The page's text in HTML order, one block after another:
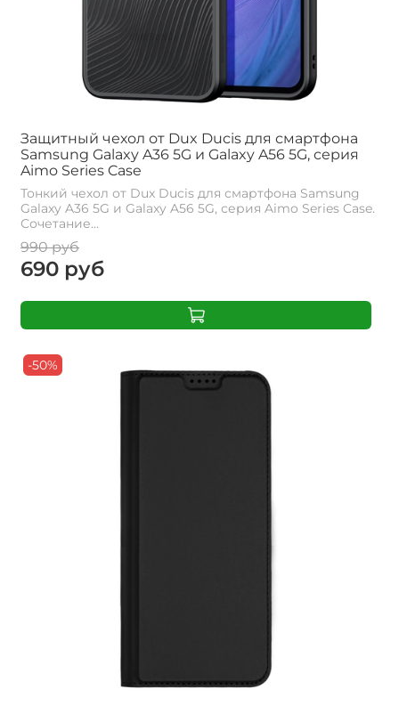
Защитный чехол от Dux Ducis для смартфона
Samsung Galaxy A36 5G и Galaxy A56 5G, серия
Aimo Series Case
Тонкий чехол от Dux Ducis для смартфона Samsung
Galaxy A36 5G и Galaxy A56 5G, серия Aimo Series Case.
Сочетание...
990 руб
690 руб
-50%